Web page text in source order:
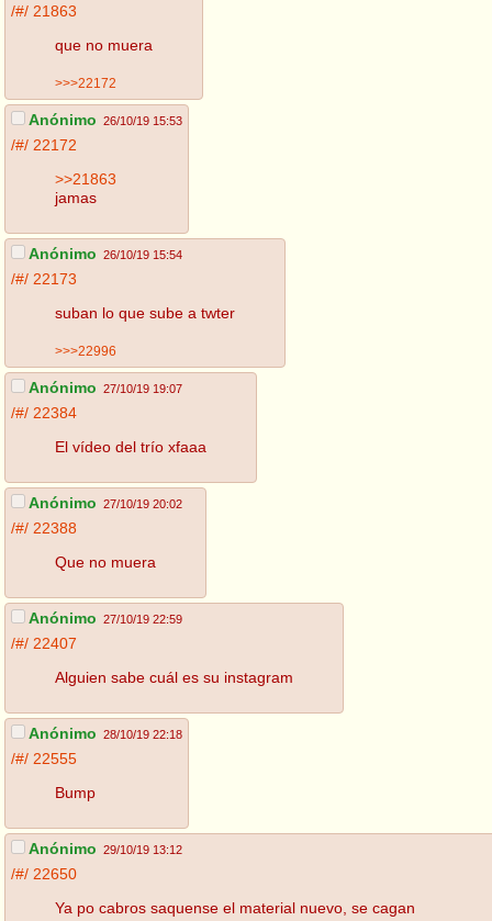
/#/ 21863
que no muera
>>>22172
Anónimo 26/10/19 15:53
/#/ 22172
>>21863
jamas
Anónimo 26/10/19 15:54
/#/ 22173
suban lo que sube a twter
>>>22996
Anónimo 27/10/19 19:07
/#/ 22384
El vídeo del trío xfaaa
Anónimo 27/10/19 20:02
/#/ 22388
Que no muera
Anónimo 27/10/19 22:59
/#/ 22407
Alguien sabe cuál es su instagram
Anónimo 28/10/19 22:18
/#/ 22555
Bump
Anónimo 29/10/19 13:12
/#/ 22650
Ya po cabros saquense el material nuevo, se cagan